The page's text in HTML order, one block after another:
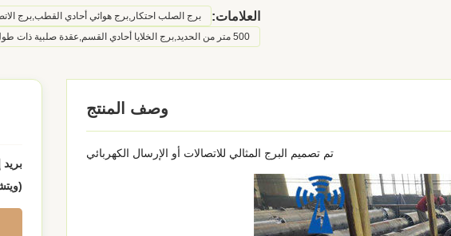
العلامات:
برج الصلب احتكار,برج هوائي أحادي القطب,برج
500 متر من الحديد,برج الخلايا أحادي القسم,عقدة صلبية ذات طول 10 أمتار
وصف المنتج
تم تصميم البرج المثالي للاتصالات أو الإرسال الكهربائي